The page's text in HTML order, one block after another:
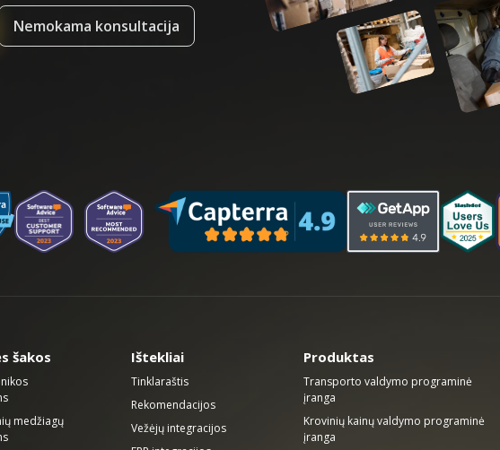
Nemokama konsultacija
šakos
medžiagų
Ištekliai
Tinklaraštis
Rekomendacijos
Vežėjų integracijos
Produktas
Transporto valdymo programinė
įranga
Krovinių kainų valdymo programinė
įranga